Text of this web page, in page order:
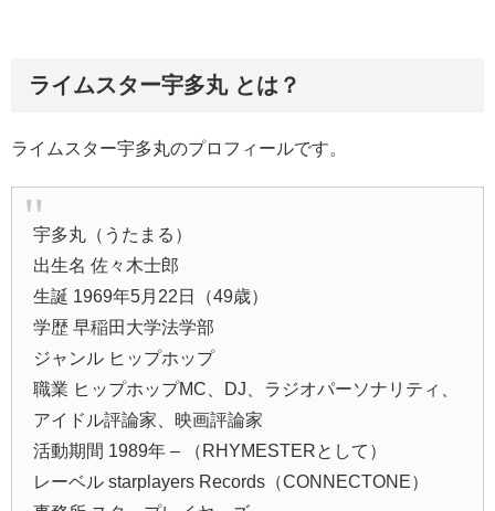
ライムスター宇多丸 とは？
ライムスター宇多丸のプロフィールです。
宇多丸（うたまる）
出生名 佐々木士郎
生誕 1969年5月22日（49歳）
学歴 早稲田大学法学部
ジャンル ヒップホップ
職業 ヒップホップMC、DJ、ラジオパーソナリティ、
アイドル評論家、映画評論家
活動期間 1989年 – （RHYMESTERとして）
レーベル starplayers Records（CONNECTONE）